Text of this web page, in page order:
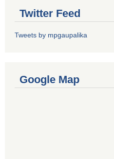
Twitter Feed
Tweets by mpgaupalika
Google Map